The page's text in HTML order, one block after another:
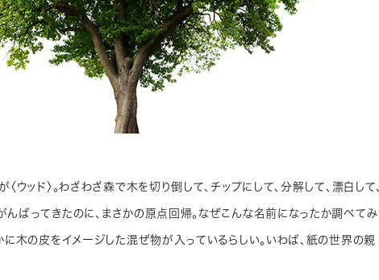
ウッド〉。わざわざ森で木を切り倒して、チップにして、分解して、漂白して、
ばってきたのに、まさかの原点回帰。なぜこんな名前になったか調べてみ
に木の皮をイメージした混ぜ物が入っているらしい。いわば、紙の世界の親